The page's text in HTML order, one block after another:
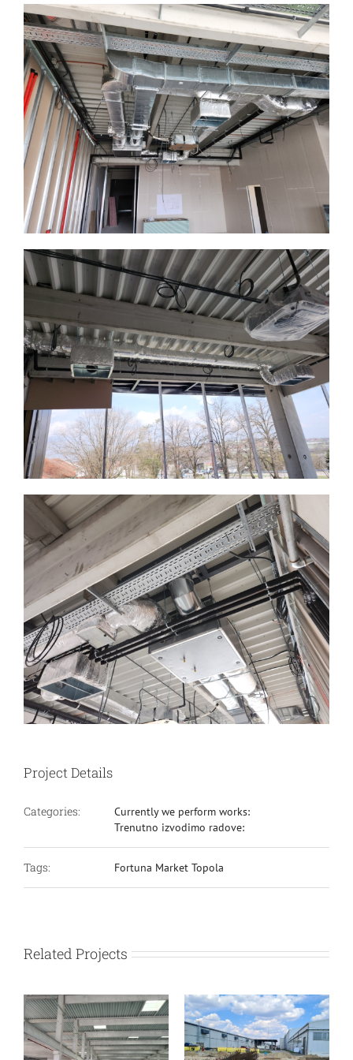
Project Details
Categories:
Currently we perform works:
Trenutno izvodimo radove:
Tags: Fortuna Market Topola
Related Projects